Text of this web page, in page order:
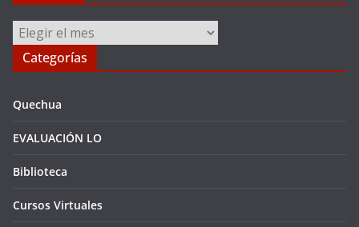
Archivos
Categorías
Quechua
EVALUACIÓN LO
Biblioteca
Cursos Virtuales